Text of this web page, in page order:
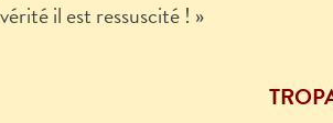
il est ressuscité ! »